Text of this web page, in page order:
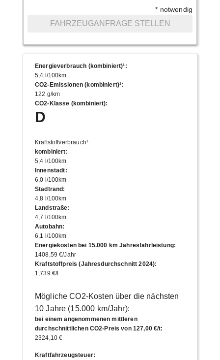
* notwendig
FAHRZEUGANFRAGE STELLEN
Energieverbrauch (kombiniert)¹:
5,4 l/100km
CO2-Emissionen (kombiniert)¹:
122 g/km
CO2-Klasse (kombiniert):
D
Kraftstoffverbrauch¹:
kombiniert:
5,4 l/100km
Innenstadt:
6,0 l/100km
Stadtrand:
4,8 l/100km
Landstraße:
4,7 l/100km
Autobahn:
6,1 l/100km
Energiekosten bei 15.000 km Jahresfahrleistung:
1408,59 €/Jahr
Kraftstoffpreis (Jahresdurchschnitt 2024):
1,739 €/l
Mögliche CO2-Kosten über die nächsten
10 Jahre (15.000 km/Jahr):
bei einem angenommenen mittleren
durchschnittlichen CO2-Preis von 127,00 €/t:
2324,10 €
Kraftfahrzeugsteuer: